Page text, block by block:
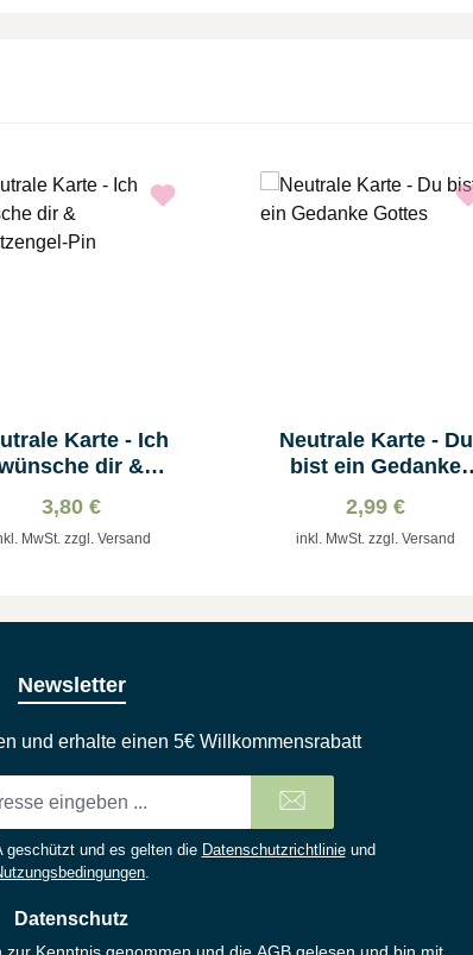
Karte - Ich
dir &
3,80 €
MwSt. zzgl. Versand
Neutrale Karte - Du
bist ein Gedanke
2,99 €
inkl. MwSt. zzgl. Versand
Newsletter
und erhalte einen 5€ Willkommensrabatt
geschützt und es gelten die Datenschutzrichtlinieund
Datenschutz
zur Kenntnis genommen und die AGB gelesen und bin mit